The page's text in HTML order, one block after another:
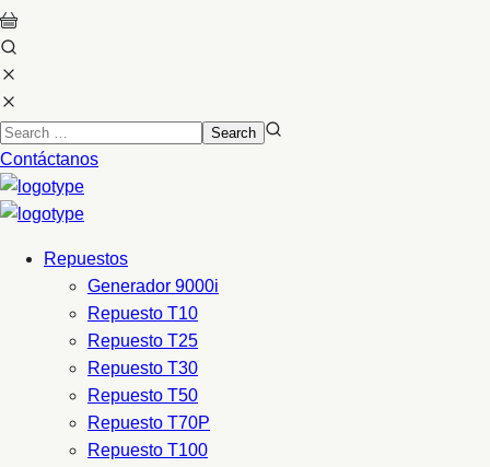
Contáctanos
Repuestos
Generador 9000i
Repuesto T10
Repuesto T25
Repuesto T30
Repuesto T50
Repuesto T70P
Repuesto T100